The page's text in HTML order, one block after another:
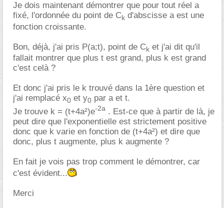
Je dois maintenant démontrer que pour tout réel a
fixé, l'ordonnée du point de Ck d'abscisse a est une
fonction croissante.
Bon, déjà, j'ai pris P(a;t), point de Ck et j'ai dit qu'il
fallait montrer que plus t est grand, plus k est grand
c'est celà ?
Et donc j'ai pris le k trouvé dans la 1ère question et
j'ai remplacé x0 et y0 par a et t.
Je trouve k = (t+4a²)e-2a . Est-ce que à partir de là, je
peut dire que l'exponentielle est strictement positive
donc que k varie en fonction de (t+4a²) et dire que
donc, plus t augmente, plus k augmente ?
En fait je vois pas trop comment le démontrer, car
c'est évident...
Merci